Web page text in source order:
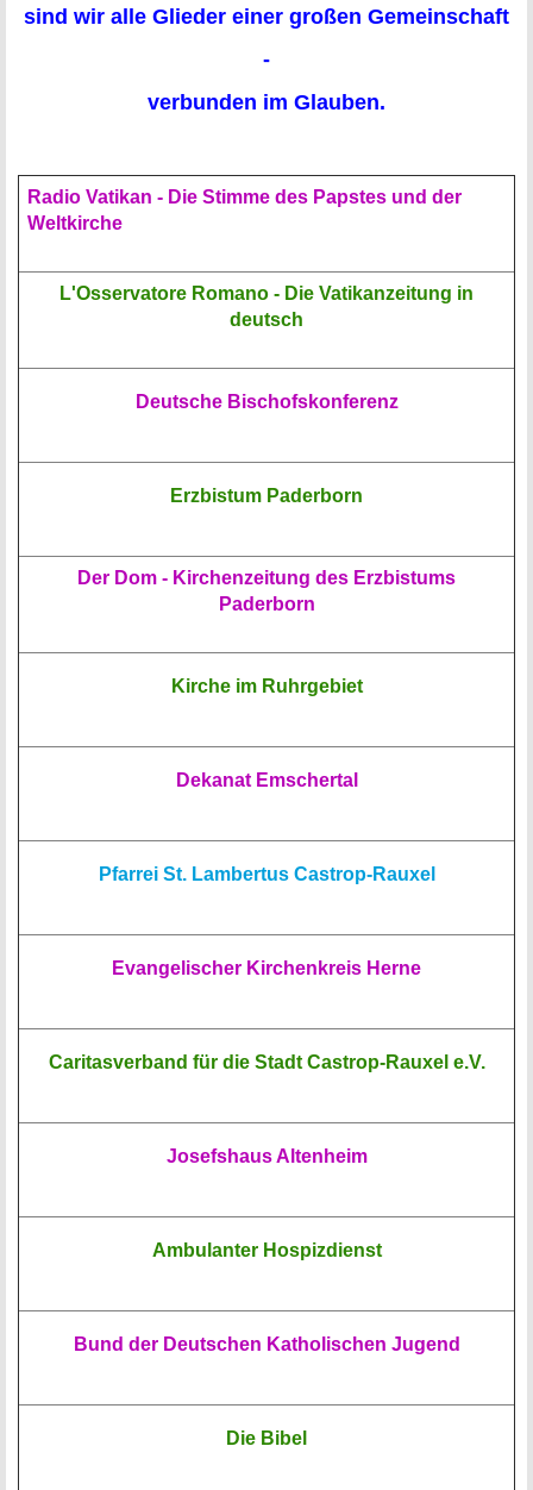
sind wir alle Glieder einer großen Gemeinschaft
-
verbunden im Glauben.
Radio Vatikan - Die Stimme des Papstes und der
Weltkirche
L'Osservatore Romano - Die Vatikanzeitung in
deutsch
Deutsche Bischofskonferenz
Erzbistum Paderborn
Der Dom - Kirchenzeitung des Erzbistums
Paderborn
Kirche im Ruhrgebiet
Dekanat Emschertal
Pfarrei St. Lambertus Castrop-Rauxel
Evangelischer Kirchenkreis Herne
Caritasverband für die Stadt Castrop-Rauxel e.V.
Josefshaus Altenheim
Ambulanter Hospizdienst
Bund der Deutschen Katholischen Jugend
Die Bibel